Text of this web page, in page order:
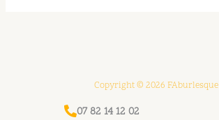
Copyright © 2026 FAburlesque
07 82 14 12 02